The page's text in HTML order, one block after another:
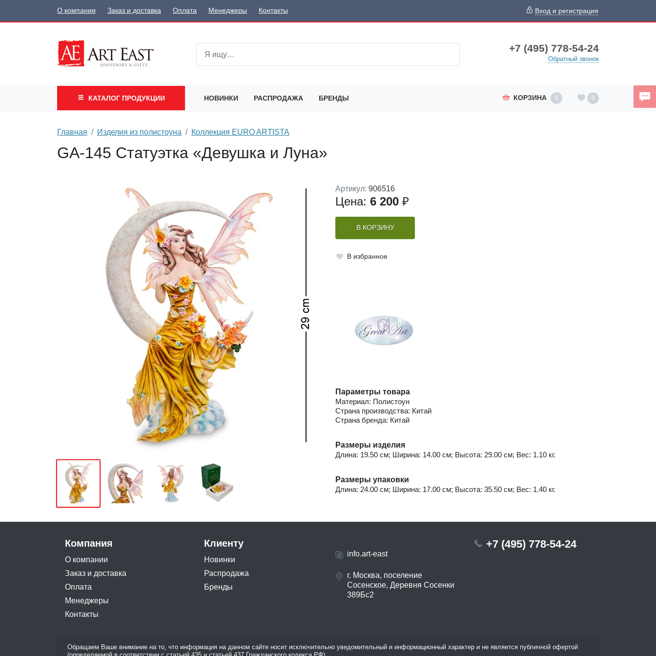
О компании Заказ и доставка Оплата Менеджеры Контакты Вход и регистрация
+7 (495) 778-54-24
Обратный звонок
КАТАЛОГ ПРОДУКЦИИ НОВИНКИ РАСПРОДАЖА БРЕНДЫ КОРЗИНА 0 0
Главная Изделия из полистоуна Коллекция EURO ARTISTA
GA-145 Статуэтка «Девушка и Луна»
Артикул: 906516
Цена: 6 200 ₽
В КОРЗИНУ
В избранное
Параметры товара
Материал: Полистоун
Страна производства: Китай
Страна бренда: Китай
Размеры изделия
Длина: 19.50 см; Ширина: 14.00 см; Высота: 29.00 см; Вес: 1.10 кг.
Размеры упаковки
Длина: 24.00 см; Ширина: 17.00 см; Высота: 35.50 см; Вес: 1.40 кг.
Компания
О компании
Заказ и доставка
Оплата
Менеджеры
Контакты
Клиенту
Новинки
Распродажа
Бренды
info.art-east
г. Москва, поселение
Сосенское, Деревня Сосенки
389Бс2
+7 (495) 778-54-24
Обращаем Ваше внимание на то, что информация на данном сайте носит исключительно уведомительный и информационный характер и не является публичной офертой